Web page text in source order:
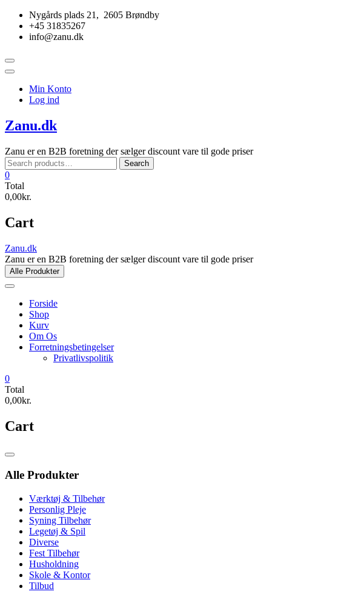
Skip
content
Nygårds plads 21, 2605 Brøndby
+45 31835267
info@zanu.dk
Topbar
Menu
Min Konto
Log ind
Zanu.dk
Zanu er en B2B foretning der sælger discount vare til gode priser
Search
for:
Search
0
Total
0,00kr.
Cart
Zanu.dk
Zanu er en B2B foretning der sælger discount vare til gode priser
Alle Produkter
Forside
Shop
Kurv
Om Os
Forretningsbetingelser
Privatlivspolitik
0
Total
0,00kr.
Cart
Catalog
Alle Produkter
Værktøj & Tilbehør
Personlig Pleje
Syning Tilbehør
Legetøj & Spil
Diverse
Fest Tilbehør
Husholdning
Skole & Kontor
Tilbud